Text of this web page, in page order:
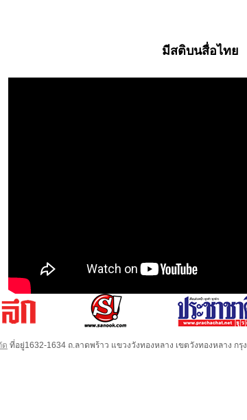
มีสติบนสื่อไทย
ด ที่อยู่1632-1634 ถ.ลาดพร้าว แขวงวังทองหลาง เขตวังทองหลาง ก